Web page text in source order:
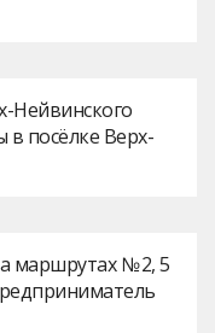
Нейвинского
посёлке Верх-
маршрутах № 2, 5